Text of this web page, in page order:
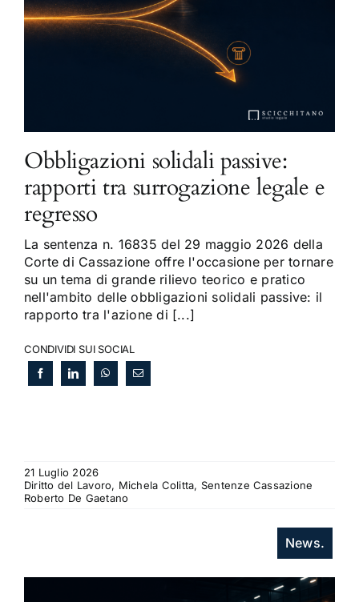
Obbligazioni solidali passive:
rapporti tra surrogazione legale e
regresso
La sentenza n. 16835 del 29 maggio 2026 della
Corte di Cassazione offre l'occasione per tornare
su un tema di grande rilievo teorico e pratico
nell'ambito delle obbligazioni solidali passive: il
rapporto tra l'azione di [...]
CONDIVIDI SUI SOCIAL
21 Luglio 2026
Diritto del Lavoro, Michela Colitta, Sentenze Cassazione
Roberto De Gaetano
News.